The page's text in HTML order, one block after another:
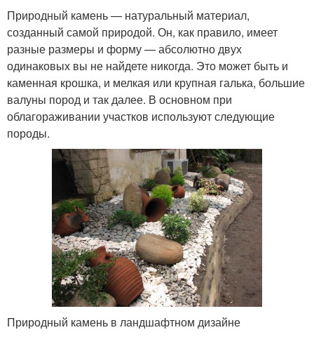
Природный камень — натуральный материал,
созданный самой природой. Он, как правило, имеет
разные размеры и форму — абсолютно двух
одинаковых вы не найдете никогда. Это может быть и
каменная крошка, и мелкая или крупная галька, большие
валуны пород и так далее. В основном при
облагораживании участков используют следующие
породы.
Природный камень в ландшафтном дизайне